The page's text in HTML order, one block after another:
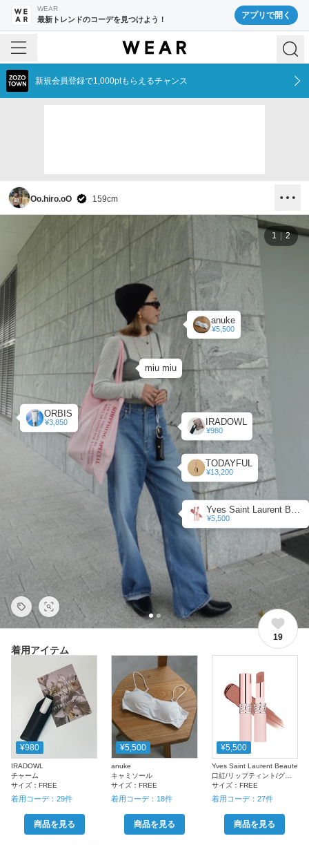
WEAR
最新トレンドのコーデを見つけよう！ アプリで開く
新規会員登録で1,000ptもらえるチャンス
Oo.hiro.oO 159cm
IRADOWL
¥980
anuke
¥5,500
¥5,500
ORBIS
¥3,850
TODAYFUL
¥13,200
miu miu
1 2
19
着用アイテム
¥980
IRADOWL
チャーム
サイズ： FREE
着用コーデ： 29件
商品を見る
¥5,500
anuke
キャミソール
サイズ：FREE
着用コーデ： 18件
商品を見る
¥5,500
Yves Saint Laurent Beaute
口紅/リップティント/グロス
サイズ： FREE
着用コーデ： 27件
商品を見る